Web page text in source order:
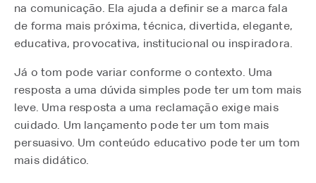
na comunicação. Ela ajuda a definir se a marca fala
de forma mais próxima, técnica, divertida, elegante,
educativa, provocativa, institucional ou inspiradora.
Já o tom pode variar conforme o contexto. Uma
resposta a uma dúvida simples pode ter um tom mais
leve. Uma resposta a uma reclamação exige mais
cuidado. Um lançamento pode ter um tom mais
persuasivo. Um conteúdo educativo pode ter um tom
mais didático.